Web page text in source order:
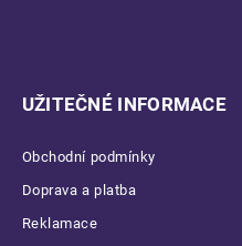
UŽITEČNÉ INFORMACE
Obchodní podmínky
Doprava a platba
Reklamace